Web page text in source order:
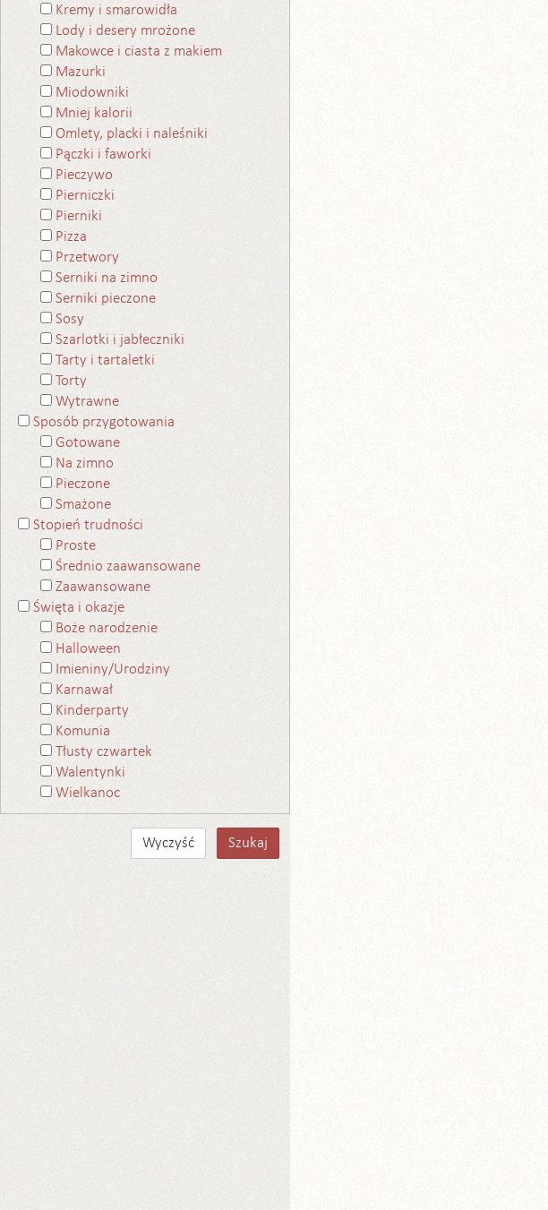
Kremy i smarowidła
Lody i desery mrożone
Makowce i ciasta z makiem
Mazurki
Miodowniki
Mniej kalorii
Omlety, placki i naleśniki
Pączki i faworki
Pieczywo
Pierniczki
Pierniki
Pizza
Przetwory
Serniki na zimno
Serniki pieczone
Sosy
Szarlotki i jabłeczniki
Tarty i tartaletki
Torty
Wytrawne
Sposób przygotowania
Gotowane
Na zimno
Pieczone
Smażone
Stopień trudności
Proste
Średnio zaawansowane
Zaawansowane
Święta i okazje
Boże narodzenie
Halloween
Imieniny/Urodziny
Karnawał
Kinderparty
Komunia
Tłusty czwartek
Walentynki
Wielkanoc